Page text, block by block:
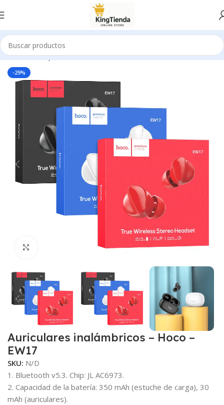
Inicio Smartphones Auriculares Inalambricos
-29%
Auriculares inalámbricos – Hoco –
EW17
SKU: N/D
1. Bluetooth v5.3. Chip: JL AC6973.
2. Capacidad de la batería: 350 mAh (estuche de carga), 30
mAh (auriculares).